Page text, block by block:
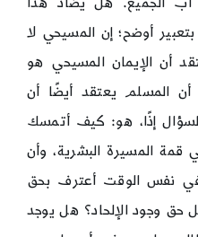
أب الجميع. هل يضاد هذا
أوضح؛ إن المسيحي لا
أن الإيمان المسيحي هو
المسلم يعتقد أيضًا أن
إذًا، هو: كيف أتمسك
قمة المسيرة البشرية، وأن
نفس الوقت أعترف بحق
حق وجود الإلحاد؟ هل يوجد